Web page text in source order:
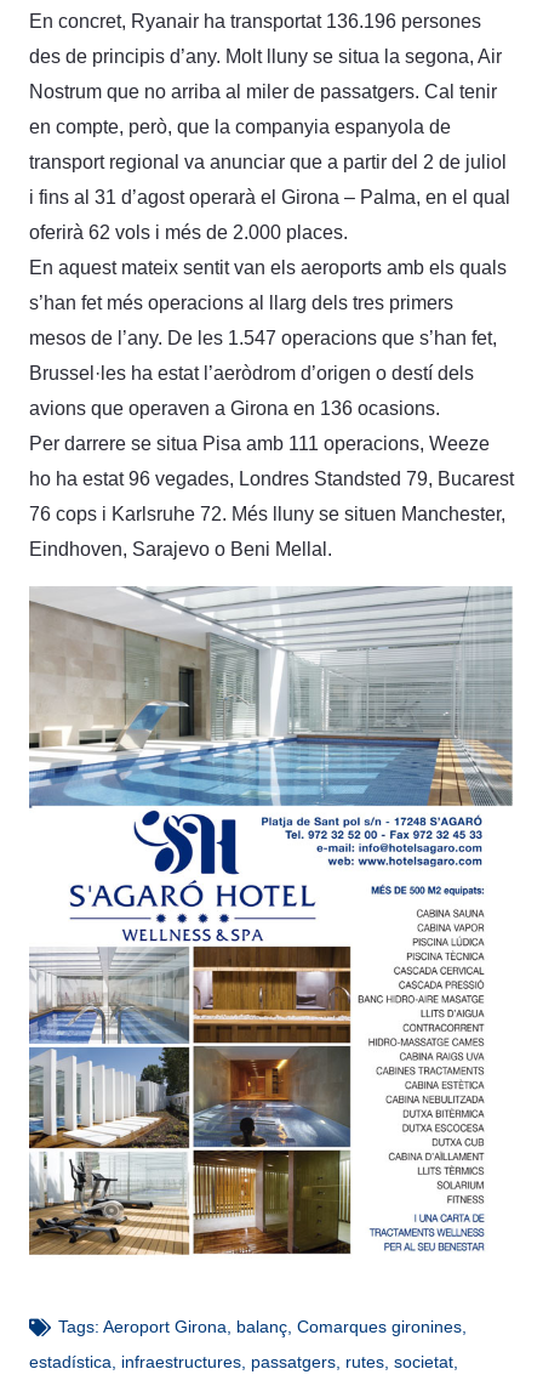
En concret, Ryanair ha transportat 136.196 persones
des de principis d’any. Molt lluny se situa la segona, Air
Nostrum que no arriba al miler de passatgers. Cal tenir
en compte, però, que la companyia espanyola de
transport regional va anunciar que a partir del 2 de juliol
i fins al 31 d’agost operarà el Girona – Palma, en el qual
oferirà 62 vols i més de 2.000 places.
En aquest mateix sentit van els aeroports amb els quals
s’han fet més operacions al llarg dels tres primers
mesos de l’any. De les 1.547 operacions que s’han fet,
Brussel·les ha estat l’aeròdrom d’origen o destí dels
avions que operaven a Girona en 136 ocasions.
Per darrere se situa Pisa amb 111 operacions, Weeze
ho ha estat 96 vegades, Londres Standsted 79, Bucarest
76 cops i Karlsruhe 72. Més lluny se situen Manchester,
Eindhoven, Sarajevo o Beni Mellal.
Tags: Aeroport Girona balanç, Comarques gironines,
estadística
infraestructures passatgers rutes societat